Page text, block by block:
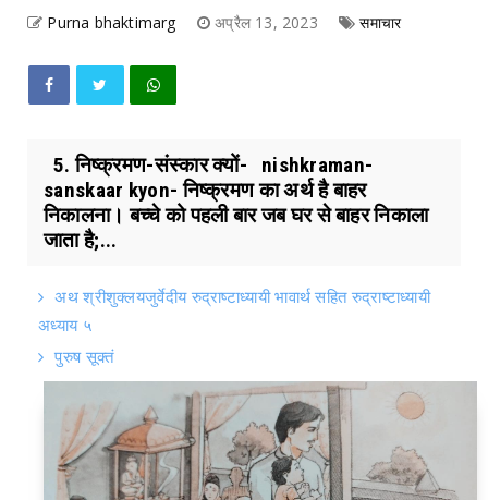
Purna bhaktimarg अप्रैल 13, 2023 समाचार
5. निष्क्रमण-संस्कार क्यों- nishkraman-
sanskaar kyon- निष्क्रमण का अर्थ है बाहर
निकालना। बच्चे को पहली बार जब घर से बाहर निकाला
जाता है;...
अथ श्रीशुक्लयजुर्वेदीय रुद्राष्टाध्यायी भावार्थ सहित रुद्राष्टाध्यायी
अध्याय ५
पुरुष सूक्तं